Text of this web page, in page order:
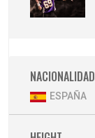
NACIONALIDAD
ESPAÑA